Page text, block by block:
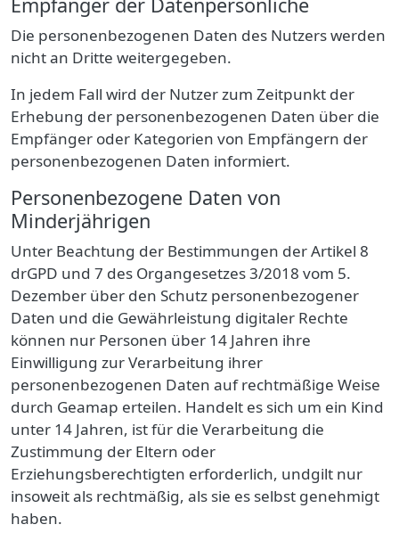
Die personenbezogenen Daten des Nutzers werden
nicht an Dritte weitergegeben.
In jedem Fall wird der Nutzer zum Zeitpunkt der
Erhebung der personenbezogenen Daten über die
Empfänger oder Kategorien von Empfängern der
personenbezogenen Daten informiert.
Personenbezogene Daten von
Minderjährigen
Unter Beachtung der Bestimmungen der Artikel 8
drGPD und 7 des Organgesetzes 3/2018 vom 5.
Dezember über den Schutz personenbezogener
Daten und die Gewährleistung digitaler Rechte
können nur Personen über 14 Jahren ihre
Einwilligung zur Verarbeitung ihrer
personenbezogenen Daten auf rechtmäßige Weise
durch Geamap erteilen. Handelt es sich um ein Kind
unter 14 Jahren, ist für die Verarbeitung die
Zustimmung der Eltern oder
Erziehungsberechtigten erforderlich, undgilt nur
insoweit als rechtmäßig, als sie es selbst genehmigt
haben.